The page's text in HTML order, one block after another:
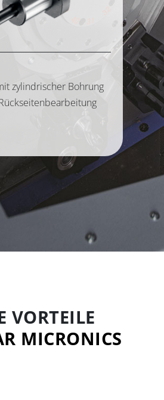
zylindrischer Bohrung
VORTEILE
MICRONICS